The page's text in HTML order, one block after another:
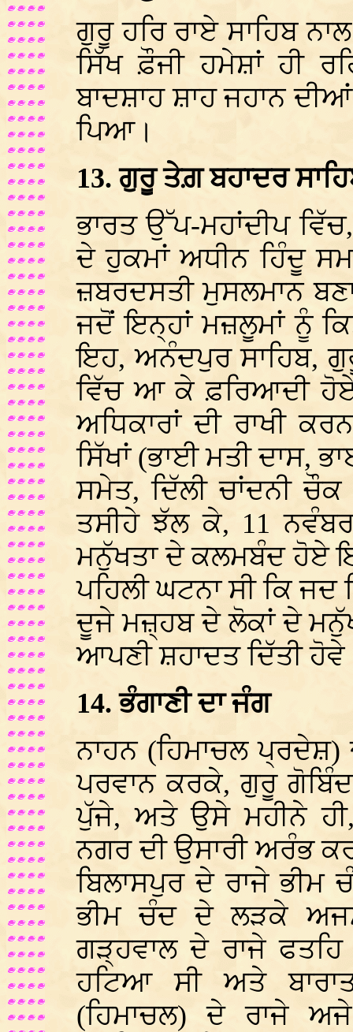
ਗੁਰੂ ਹਰਿ ਰਾਏ ਸਾਹਿਬ
ਸਿੱਖ ਫ਼ੌਜੀ ਹਮੇਸ਼ਾਂ ਹੀ
ਬਾਦਸ਼ਾਹ ਸ਼ਾਹ ਜਹਾਨ
ਪਿਆ।
13. ਗੁਰੂ ਤੇਗ਼ ਬਹਾਦਰ
ਭਾਰਤ ਉੱਪ-ਮਹਾਂਦੀਪ
ਦੇ ਹੁਕਮਾਂ ਅਧੀਨ ਹਿੰਦੂ
ਜ਼ਬਰਦਸਤੀ ਮੁਸਲਮਾਨ
ਜਦੋਂ ਇਨ੍ਹਾਂ ਮਜ਼ਲੂਮਾਂ ਨੂੰ
ਇਹ, ਅਨੰਦਪੁਰ ਸਾਹਿਬ,
ਵਿੱਚ ਆ ਕੇ ਫ਼ਰਿਆਦੀ
ਅਧਿਕਾਰਾਂ ਦੀ ਰਾਖੀ
ਸਿੱਖਾਂ (ਭਾਈ ਮਤੀ ਦਾਸ,
ਸਮੇਤ, ਦਿੱਲੀ ਚਾਂਦਨੀ
ਤਸੀਹੇ ਝੱਲ ਕੇ, 11
ਮਨੁੱਖਤਾ ਦੇ ਕਲਮਬੰਦ ਹੋਏ
ਪਹਿਲੀ ਘਟਨਾ ਸੀ ਕਿ
ਦੂਜੇ ਮਜ਼੍ਹਬ ਦੇ ਲੋਕਾਂ ਦੇ
ਆਪਣੀ ਸ਼ਹਾਦਤ ਦਿੱਤੀ
14. ਭੰਗਾਣੀ ਦਾ ਜੰਗ
ਨਾਹਨ (ਹਿਮਾਚਲ ਪ੍ਰਦੇਸ਼)
ਪਰਵਾਨ ਕਰਕੇ, ਗੁਰੂ
ਪੁੱਜੇ, ਅਤੇ ਉਸੇ ਮਹੀਨੇ
ਨਗਰ ਦੀ ਉਸਾਰੀ ਅਰੰਭ
ਬਿਲਾਸਪੁਰ ਦੇ ਰਾਜੇ
ਭੀਮ ਚੰਦ ਦੇ ਲੜਕੇ
ਗੜ੍ਹਵਾਲ ਦੇ ਰਾਜੇ
ਹਟਿਆ ਸੀ ਅਤੇ
(ਹਿਮਾਚਲ) ਦੇ ਰਾਜੇ